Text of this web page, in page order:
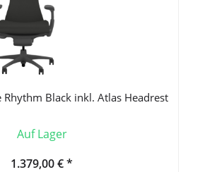
Black inkl. Atlas Headrest
Auf Lager
1.379,00 € *